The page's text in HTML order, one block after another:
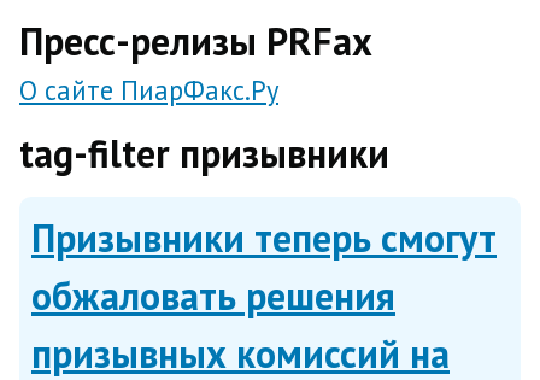
Пресс-релизы PRFax
О сайте ПиарФакс.Ру
tag-filter призывники
Призывники теперь смогут
обжаловать решения
призывных комиссий на